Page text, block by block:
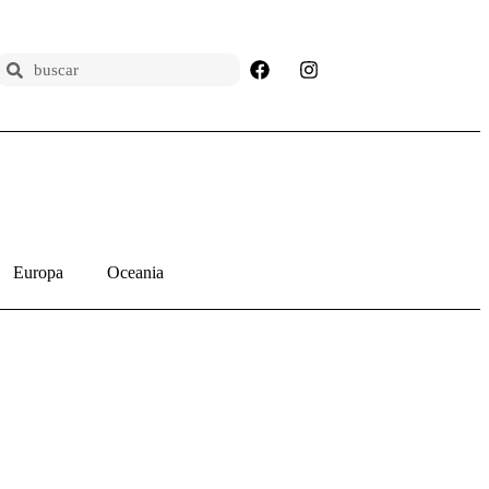
Europa Oceania